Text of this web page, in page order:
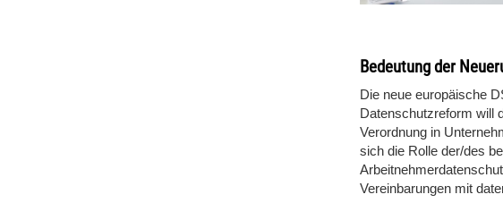
Bedeutung der
Die neue europäische
Datenschutzreform will
Verordnung in
sich die Rolle der/des
Vereinbarungen mit